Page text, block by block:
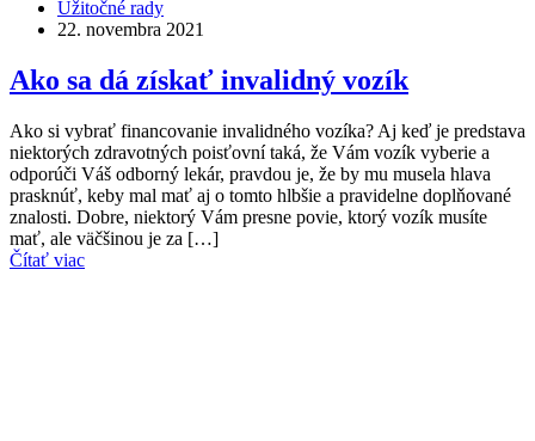
Užitočné rady
22. novembra 2021
Ako sa dá získať invalidný vozík
Ako si vybrať financovanie invalidného vozíka? Aj keď je predstava
niektorých zdravotných poisťovní taká, že Vám vozík vyberie a
odporúči Váš odborný lekár, pravdou je, že by mu musela hlava
prasknúť, keby mal mať aj o tomto hlbšie a pravidelne doplňované
znalosti. Dobre, niektorý Vám presne povie, ktorý vozík musíte
mať, ale väčšinou je za […]
Čítať viac